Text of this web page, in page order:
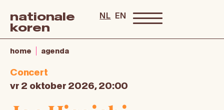
nationale
koren
NL EN
home agenda
Concert
vr 2 oktober 2026, 20:00